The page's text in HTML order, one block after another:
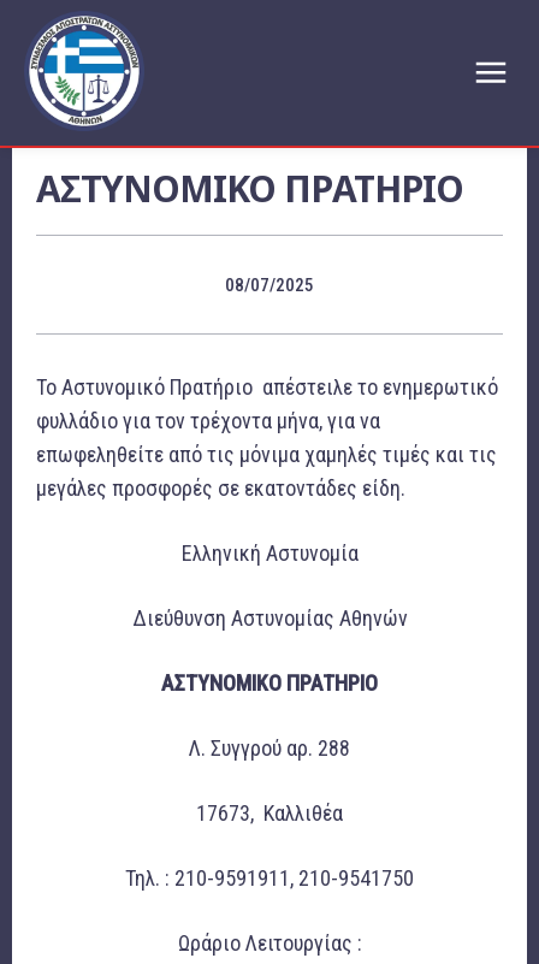
ΑΣΤΥΝΟΜΙΚΟ ΠΡΑΤΗΡΙΟ
08/07/2025
Το Αστυνομικό Πρατήριο απέστειλε το ενημερωτικό
φυλλάδιο για τον τρέχοντα μήνα, για να
επωφεληθείτε από τις μόνιμα χαμηλές τιμές και τις
μεγάλες προσφορές σε εκατοντάδες είδη.
Ελληνική Αστυνομία
Διεύθυνση Αστυνομίας Αθηνών
ΑΣΤΥΝΟΜΙΚΟ ΠΡΑΤΗΡΙΟ
Λ. Συγγρού αρ. 288
17673, Καλλιθέα
Τηλ. : 210-9591911, 210-9541750
Ωράριο Λειτουργίας :